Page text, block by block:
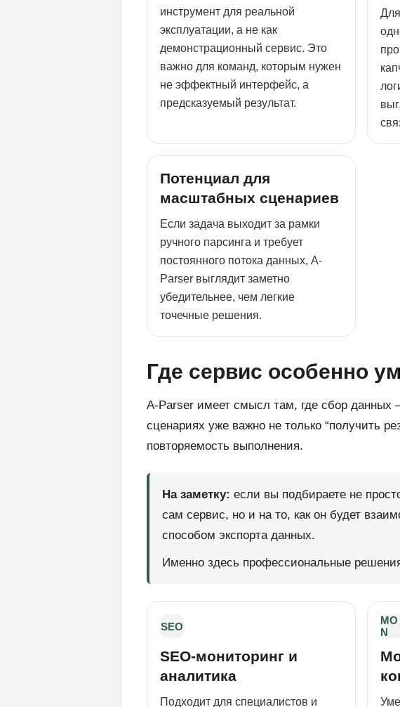
инструмент для реальной
эксплуатации, а не как
демонстрационный сервис. Это
важно для команд, которым нужен
не эффектный интерфейс, а
предсказуемый результат.
Потенциал для
масштабных сценариев
Если задача выходит за рамки
ручного парсинга и требует
постоянного потока данных, A-
Parser выглядит заметно
убедительнее, чем легкие
точечные решения.
Где сервис особенно
A-Parser имеет смысл там, где сбор данных
сценариях уже важно не только “получить
повторяемость выполнения.
На заметку: если вы подбираете не
сам сервис, но и на то, как он будет
способом экспорта данных.
Именно здесь профессиональные
SEO
SEO-мониторинг и
аналитика
Подходит для специалистов и
MO
N